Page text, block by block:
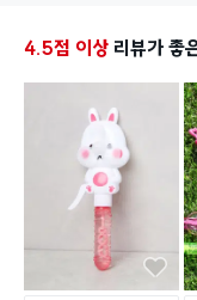
집을 만들수 있고 생각보
종이집 사이즈가 좀 커서
아하네요
이가격에 이정도 퀄리티
이천에 거주하신다면 한
지 않을것 같습니다 아울
4.5점 이상 리뷰가 좋